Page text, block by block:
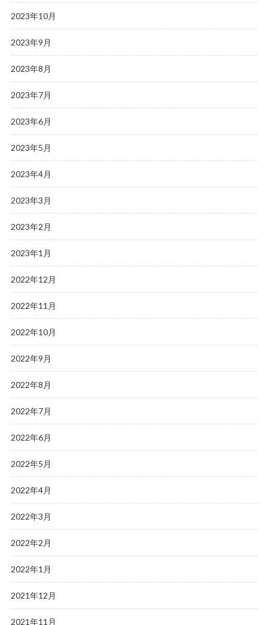
2023年10月
2023年9月
2023年8月
2023年7月
2023年6月
2023年5月
2023年4月
2023年3月
2023年2月
2023年1月
2022年12月
2022年11月
2022年10月
2022年9月
2022年8月
2022年7月
2022年6月
2022年5月
2022年4月
2022年3月
2022年2月
2022年1月
2021年12月
2021年11月